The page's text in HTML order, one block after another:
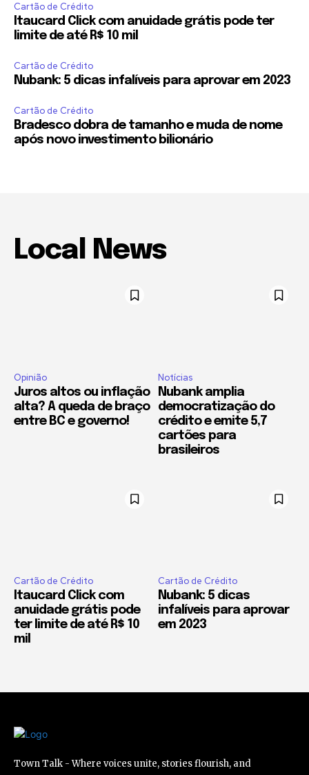
Cartão de Crédito
Itaucard Click com anuidade grátis pode ter
limite de até R$ 10 mil
Cartão de Crédito
Nubank: 5 dicas infalíveis para aprovar em 2023
Cartão de Crédito
Bradesco dobra de tamanho e muda de nome
após novo investimento bilionário
Local News
Opinião
Juros altos ou inflação
alta? A queda de braço
entre BC e governo!
Notícias
Nubank amplia
democratização do
crédito e emite 5,7
cartões para
brasileiros
Cartão de Crédito
Itaucard Click com
anuidade grátis pode
ter limite de até R$ 10
mil
Cartão de Crédito
Nubank: 5 dicas
infalíveis para aprovar
em 2023
Town Talk - Where voices unite, stories flourish, and